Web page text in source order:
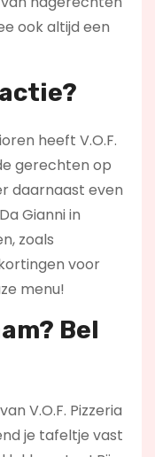
ook altijd een
heeft V.O.F.
gerechten op
daarnaast even
Gianni in
zoals
voor
menu!
Bel
V.O.F. Pizzeria
je tafeltje vast